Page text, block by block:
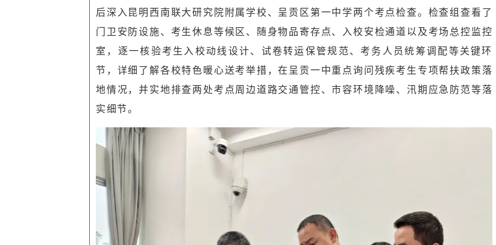
后深入昆明西南联大研究院附属学校、呈贡区第一中学两个考点检查。检查组查看了
门卫安防设施、考生休息等候区、随身物品寄存点、入校安检通道以及考场总控监控
室，逐一核验考生入校动线设计、试卷转运保管规范、考务人员统筹调配等关键环
节，详细了解各校特色暖心送考举措，在呈贡一中重点询问残疾考生专项帮扶政策落
地情况，并实地排查两处考点周边道路交通管控、市容环境降噪、汛期应急防范等落
实细节。